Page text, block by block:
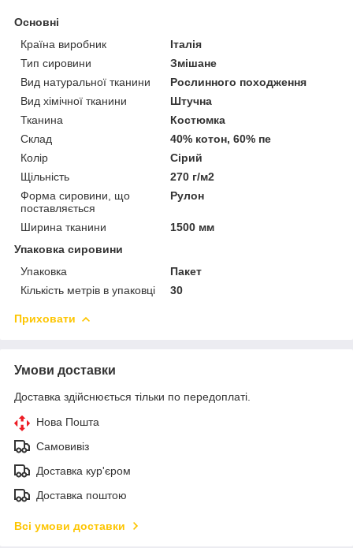
Основні
Країна виробник
Італія
Тип сировини
Змішане
Вид натуральної тканини
Рослинного походження
Вид хімічної тканини
Штучна
Тканина
Костюмка
Склад
40% котон, 60% пе
Колір
Сірий
Щільність
270 г/м2
Форма сировини, що
поставляється
Рулон
Ширина тканини
1500 мм
Упаковка сировини
Упаковка
Пакет
Кількість метрів в упаковці
30
Приховати
Умови доставки
Доставка здійснюється тільки по передоплаті.
Нова Пошта
Самовивіз
Доставка кур'єром
Доставка поштою
Всі умови доставки